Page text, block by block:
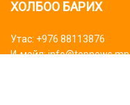
ХОЛБОО БАРИХ
Утас: +976 88113876
И-мэйл: info@topnews.mn